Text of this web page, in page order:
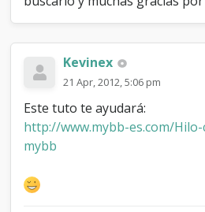
Kevinex
21 Apr, 2012, 5:06 pm
Este tuto te ayudará:
http://www.mybb-es.com/Hilo-
mybb